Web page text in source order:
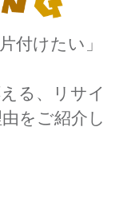
付けたい」
る、リサイ
をご紹介し